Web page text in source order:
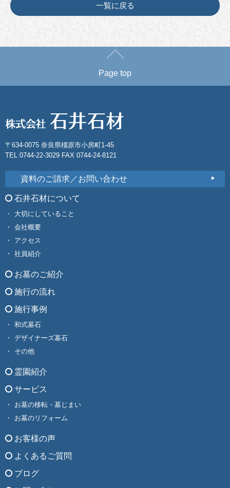
一覧に戻る
Page top
〒634-0075 奈良県橿原市小房町1-45
TEL 0744-22-3029 FAX 0744-24-8121
資料のご請求／お問い合わせ
石井石材について
大切にしていること
会社概要
アクセス
社員紹介
お墓のご紹介
施行の流れ
施行事例
和式墓石
デザイナーズ墓石
その他
霊園紹介
サービス
お墓の移転・墓じまい
お墓のリフォーム
お客様の声
よくあるご質問
ブログ